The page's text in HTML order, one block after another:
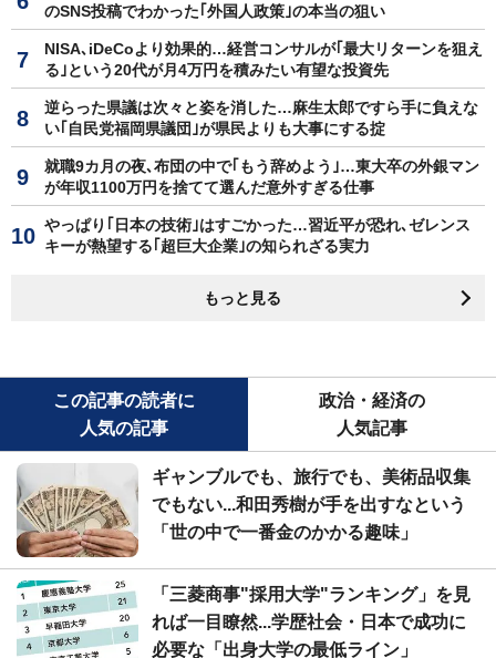
のSNS投稿でわかった｢外国人政策｣の本当の狙い
NISA､iDeCoより効果的…経営コンサルが｢最大リターンを狙え
る｣という20代が月4万円を積みたい有望な投資先
逆らった県議は次々と姿を消した…麻生太郎ですら手に負えな
い｢自民党福岡県議団｣が県民よりも大事にする掟
就職9カ月の夜､布団の中で｢もう辞めよう｣…東大卒の外銀マン
が年収1100万円を捨てて選んだ意外すぎる仕事
やっぱり｢日本の技術｣はすごかった…習近平が恐れ､ゼレンス
キーが熱望する｢超巨大企業｣の知られざる実力
もっと見る
この記事の読者に
人気の記事
政治・経済の
人気記事
ギャンブルでも、旅行でも、美術品収集
でもない...和田秀樹が手を出すなという
「世の中で一番金のかかる趣味」
「三菱商事"採用大学"ランキング」を見
れば一目瞭然...学歴社会・日本で成功に
必要な「出身大学の最低ライン」